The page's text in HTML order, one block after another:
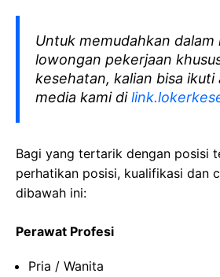
Untuk memudahkan dalam
lowongan pekerjaan
kesehatan, kalian bisa ikuti
media kami di
Bagi yang tertarik dengan posisi
perhatikan posisi, kualifikasi dan
dibawah ini:
Perawat Profesi
Pria / Wanita